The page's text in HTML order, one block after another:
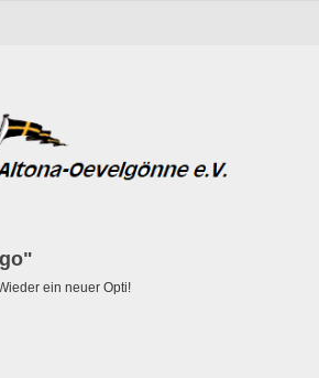
ein neuer Opti!